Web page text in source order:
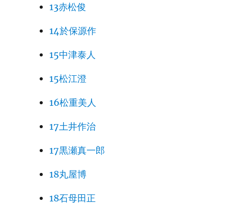
13赤松俊
14於保源作
15中津泰人
15松江澄
16松重美人
17土井作治
17黒瀬真一郎
18丸屋博
18石母田正